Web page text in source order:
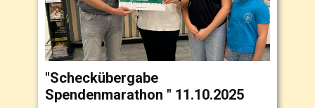
"Scheckübergabe
Spendenmarathon " 11.10.2025